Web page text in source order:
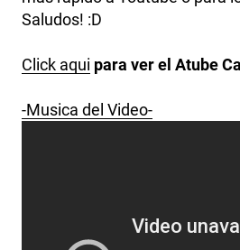
Saludos! :D
Click aqui para ver el Atube
-Musica del Video-